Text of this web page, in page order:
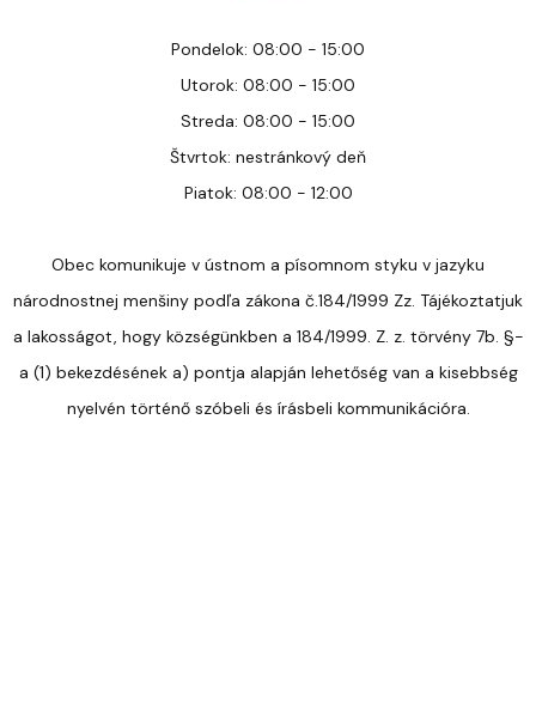
Pondelok: 08:00 - 15:00
Utorok: 08:00 - 15:00
Streda: 08:00 - 15:00
Štvrtok: nestránkový deň
Piatok: 08:00 - 12:00
Obec komunikuje v ústnom a písomnom styku v jazyku
národnostnej menšiny podľa zákona č.184/1999 Zz. Tájékoztatjuk
a lakosságot, hogy községünkben a 184/1999. Z. z. törvény 7b. §-
a (1) bekezdésének a) pontja alapján lehetőség van a kisebbség
nyelvén történő szóbeli és írásbeli kommunikációra.